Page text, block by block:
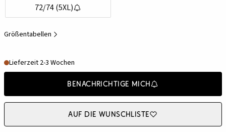
72/74 (5XL)
Größentabellen
Lieferzeit 2-3 Wochen
Benachrichtige mich
Auf die Wunschliste